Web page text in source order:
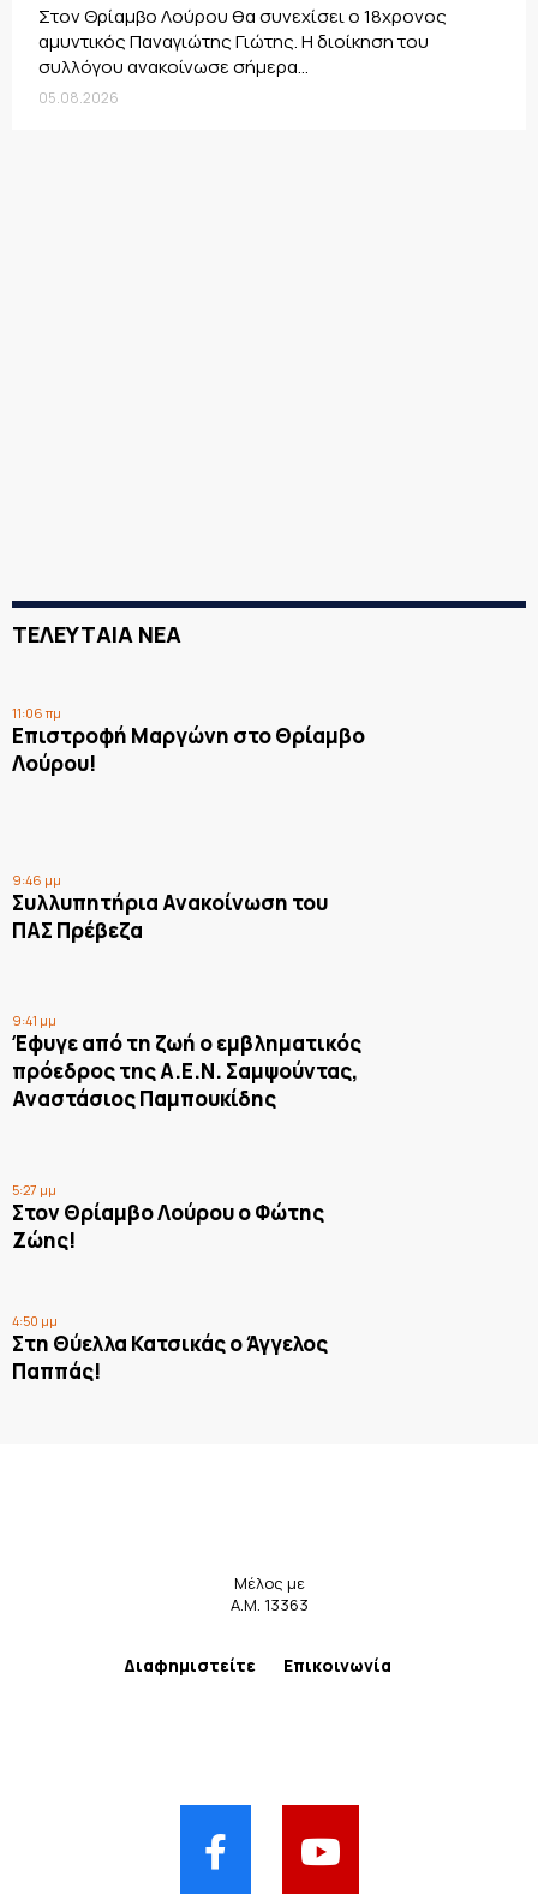
Στον Θρίαμβο Λούρου θα συνεχίσει ο 18χρονος
αμυντικός Παναγιώτης Γιώτης. Η διοίκηση του
συλλόγου ανακοίνωσε σήμερα...
05.08.2026
ΤΕΛΕΥΤΑΙΑ ΝΕΑ
11:06 πμ
Επιστροφή Μαργώνη στο Θρίαμβο
Λούρου!
9:46 μμ
Συλλυπητήρια Ανακοίνωση του
ΠΑΣ Πρέβεζα
9:41 μμ
Έφυγε από τη ζωή ο εμβληματικός
πρόεδρος της Α.Ε.Ν. Σαμψούντας,
Αναστάσιος Παμπουκίδης
5:27 μμ
Στον Θρίαμβο Λούρου ο Φώτης
Ζώης!
4:50 μμ
Στη Θύελλα Κατσικάς ο Άγγελος
Παππάς!
Μέλος με
Α.Μ. 13363
Διαφημιστείτε Επικοινωνία